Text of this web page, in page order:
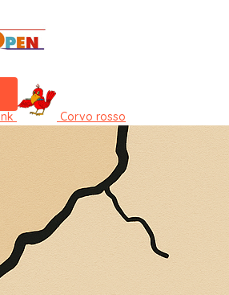
Corvo rosso